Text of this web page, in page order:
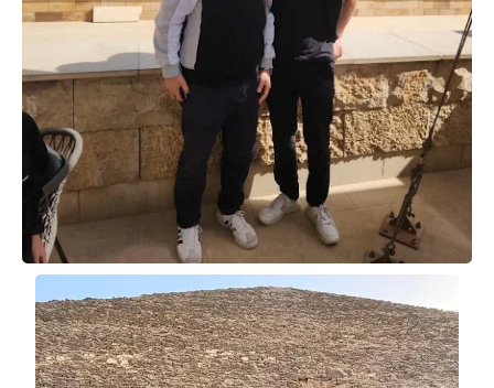
حوادث وقضايا
خدمات
الصحه والجمال
فن المطبخ
مقالات